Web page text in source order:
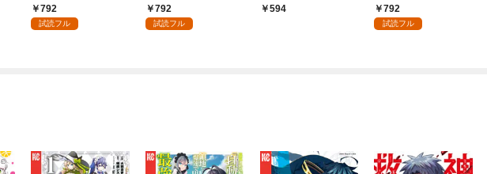
かけたがギフト『無限
ガチャ』でレベル９９
792
試読フル
領地を爆速で開拓し最
強の村を作ってしまう
792
試読フル
594
術を極めます（１）
792
試読フル